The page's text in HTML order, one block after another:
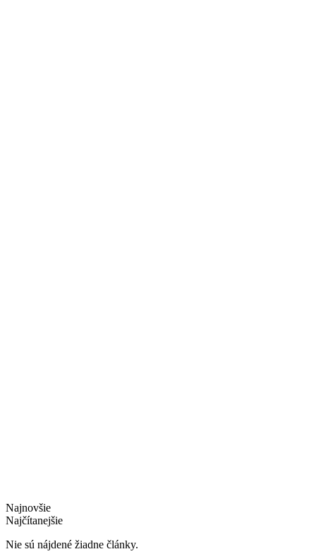
Najnovšie
Najčítanejšie
Nie sú nájdené žiadne články.